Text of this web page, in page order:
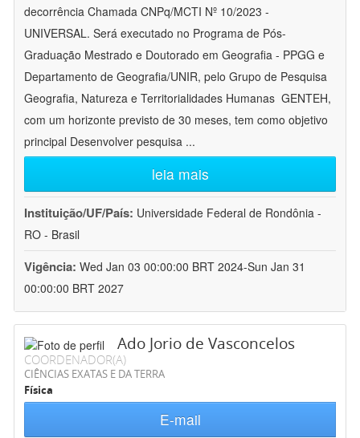
decorrência Chamada CNPq/MCTI Nº 10/2023 -
UNIVERSAL. Será executado no Programa de Pós-
Graduação Mestrado e Doutorado em Geografia - PPGG e
Departamento de Geografia/UNIR, pelo Grupo de Pesquisa
Geografia, Natureza e Territorialidades Humanas  GENTEH,
com um horizonte previsto de 30 meses, tem como objetivo
principal Desenvolver pesquisa ...
leia mais
Instituição/UF/País: Universidade Federal de Rondônia -
RO - Brasil
Vigência: Wed Jan 03 00:00:00 BRT 2024-Sun Jan 31
00:00:00 BRT 2027
Ado Jorio de Vasconcelos
COORDENADOR(A)
CIÊNCIAS EXATAS E DA TERRA
Física
E-mail